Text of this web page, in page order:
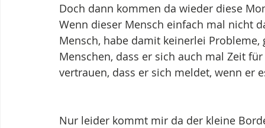
Doch dann kommen da wieder diese
Wenn dieser Mensch einfach mal nicht
Mensch, habe damit keinerlei
Menschen, dass er sich auch mal Zeit
vertrauen, dass er sich meldet, wenn er
Nur leider kommt mir da der kleine